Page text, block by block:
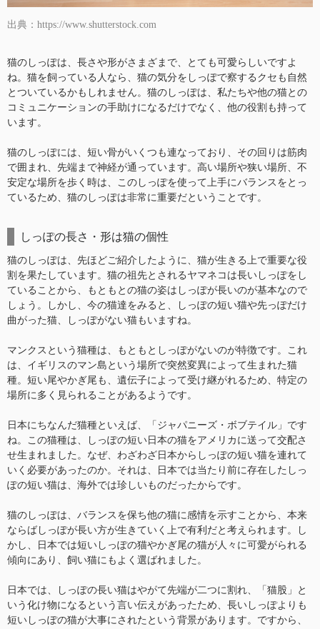
出典：https://www.shutterstock.com
猫のしっぽは、長さや形がさまざまで、とても可愛らしいですよ
ね。猫を飼っている人なら、猫の気分をしっぽで察するクセも自然
とついているかもしれません。猫のしっぽは、私たちや他の猫との
コミュニケーションの手助けになるだけでなく、他の役割も持って
います。
猫のしっぽには、短い骨がいくつも連なっており、その回りは筋肉
で囲まれ、先端まで神経が通っています。高い場所や狭い場所、不
安定な場所を歩く時は、このしっぽを使って上手にバランスをとっ
ているため、猫のしっぽは非常に重要だということです。
しっぽの長さ・形は猫の個性
猫のしっぽは、先ほどご紹介したように、猫が生きる上で重要な役
割を果たしています。猫の祖先とされるヤマネコは長いしっぽをし
ていることから、もともとの猫の姿はしっぽが長いのが基本なので
しょう。しかし、今の猫達をみると、しっぽの短い猫や先っぽだけ
曲がった猫、しっぽがない猫もいますね。
マンクスという猫種は、もともとしっぽがないのが特徴です。これ
は、イギリスのマン島という場所で突然変異によって生まれた猫
種。短い尾やかぎ尾も、遺伝子によって受け継がれるため、特定の
場所に多く見られることがあるようです。
日本にちなんだ猫種といえば、「ジャパニーズ・ボブテイル」です
ね。この猫種は、しっぽの短い日本の猫をアメリカに送って交配さ
せ生まれました。なぜ、わざわざ日本からしっぽの短い猫を連れて
いく必要があったのか。それは、日本では当たり前に存在したしっ
ぽの短い猫は、海外では珍しいものだったからです。
猫のしっぽは、バランスを保ち他の猫に感情を示すことから、本来
ならばしっぽが長い方が生きていく上で有利だと考えられます。し
かし、日本では短いしっぽの猫やかぎ尾の猫が人々に可愛がられる
傾向にあり、飼い猫にもよく選ばれました。
日本では、しっぽの長い猫はやがて先端が二つに割れ、「猫股」と
いう化け物になるという言い伝えがあったため、長いしっぽよりも
短いしっぽの猫が大事にされたという背景があります。ですから、